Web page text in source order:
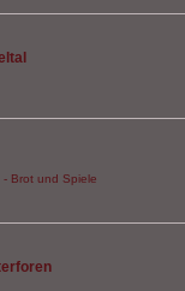
- Brot und Spiele